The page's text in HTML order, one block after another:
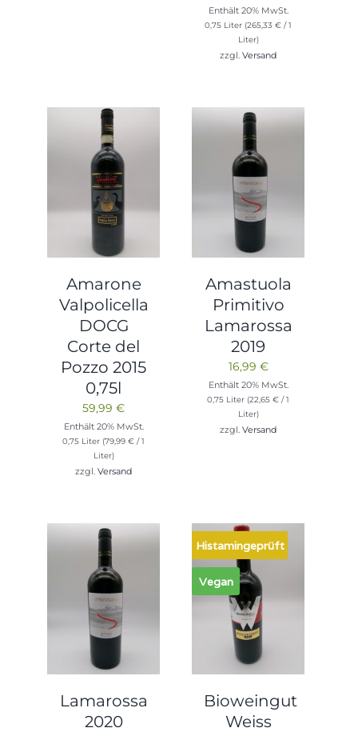
Enthält 20% MwSt.
0,75 Liter (265,33€ / 1
Liter)
zzgl.Versand
Amarone
Valpolicella
DOCG
Corte del
Pozzo 2015
0,75l
59,99€
Enthält 20% MwSt.
0,75 Liter (79,99€ / 1
Liter)
zzgl.Versand
Amastuola
Primitivo
Lamarossa
2019
16,99 €
Enthält 20% MwSt.
0,75 Liter (22,65€ / 1
Liter)
zzgl.Versand
Lamarossa
2020
Histamingeprüft
Vegan
Bioweingut
Weiss